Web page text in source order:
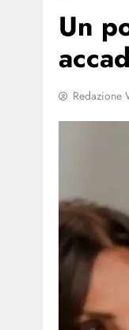
Un
Redazione